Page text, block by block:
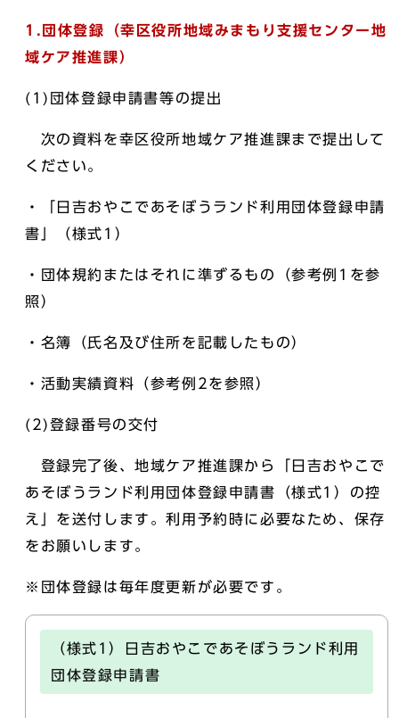
1.団体登録（幸区役所地域みまもり支援センター地
域ケア推進課）
(1)団体登録申請書等の提出
次の資料を幸区役所地域ケア推進課まで提出して
ください。
・「日吉おやこであそぼうランド利用団体登録申請
書」（様式1）
・団体規約またはそれに準ずるもの（参考例1を参
照）
・名簿（氏名及び住所を記載したもの）
・活動実績資料（参考例2を参照）
(2)登録番号の交付
登録完了後、地域ケア推進課から「日吉おやこで
あそぼうランド利用団体登録申請書（様式1）の控
え」を送付します。利用予約時に必要なため、保存
をお願いします。
※団体登録は毎年度更新が必要です。
（様式1）日吉おやこであそぼうランド利用
団体登録申請書